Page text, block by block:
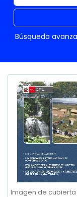
Búsqueda
Imagen de